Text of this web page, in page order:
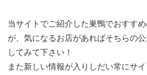
当サイトでご紹介した巣鴨でおすす
が、気になるお店があればそちらの
してみて下さい！
また新しい情報が入りしだい常にサ